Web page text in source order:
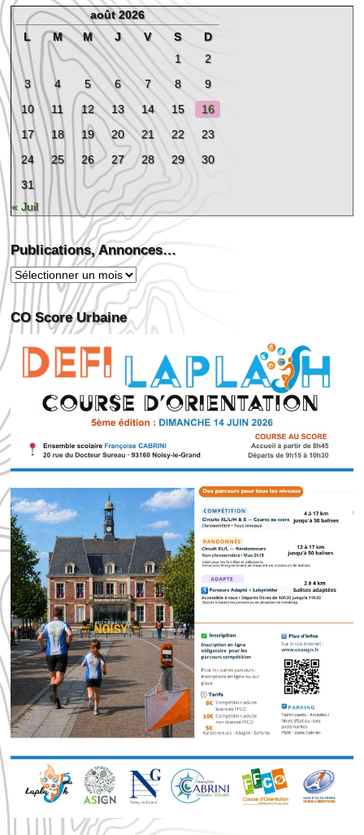
août 2026
L
M M J V S
D
1
2
3
4 5 6 7 8
9
10
11 12 13 14 15
16
17
18 19 20 21 22
23
24
25 26 27 28 29
30
31
« Juil
Publications, Annonces…
Publications,
Annonces…
CO Score Urbaine